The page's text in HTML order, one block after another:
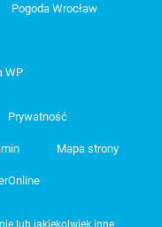
Pogoda Wrocław
WP
Prywatność
Mapa strony
lub jakiekolwiek inne